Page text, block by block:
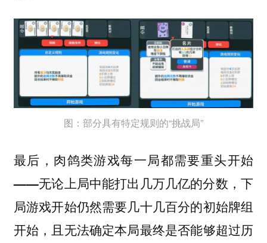
图：部分具有特定规则的“挑战局”
最后，肉鸽类游戏每一局都需要重头开始
——无论上局中能打出几万几亿的分数，下
局游戏开始仍然需要几十几百分的初始牌组
开始，且无法确定本局最终是否能够超过历